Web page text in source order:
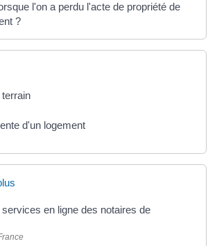
l'on a perdu l'acte de propriété de
?
d'un logement
en ligne des notaires de